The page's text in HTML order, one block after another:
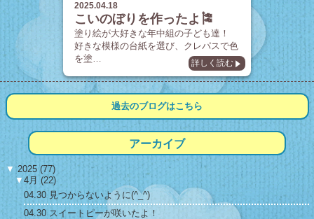
2025.04.18
こいのぼりを作ったよ🎏
塗り絵が大好きな年中組の子ども達！
好きな模様の台紙を選び、クレパスで色
を塗…
詳しく読む
過去のブログはこちら
アーカイブ
▼ 2025 (77)
▼ 4月 (22)
04.30 見つからないように(^_^)
04.30 スイートピーが咲いたよ！